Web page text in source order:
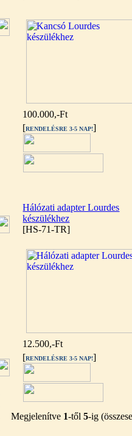
100.000,-Ft
[RENDELÉSRE 3-5 NAP!]
Hálózati adapter Lourdes
készülékhez
[HS-71-TR]
12.500,-Ft
[RENDELÉSRE 3-5 NAP!]
Megjelenítve 1-től5-ig